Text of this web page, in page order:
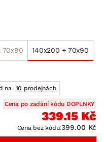
70x90 140x200 + 70x90
na
10 prodejnách
Cena po zadání kódu DOPLNKY
339.15 Kč
Cena bez kódu:399.00 Kč